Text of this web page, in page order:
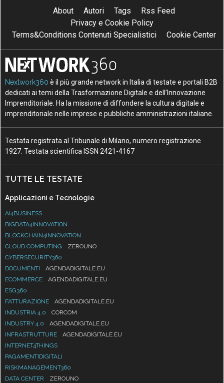
About Autori Tags
Rss Feed
Privacy e Cookie Policy
Terms&Conditions Contenuti Specialistici
Cookie Center
Nextwork360 è il più grande network in Italia di testate e portali B2B
dedicati ai temi della Trasformazione Digitale e dell’Innovazione
Imprenditoriale. Ha la missione di diffondere la cultura digitale e
imprenditoriale nelle imprese e pubbliche amministrazioni italiane.
Testata registrata al Tribunale di Milano, numero registrazione
1927. Testata scientifica ISSN 2421-4167
TUTTE LE TESTATE
Applicazioni e Tecnologie
AI4BUSINESS
BIGDATA4INNOVATION
BLOCKCHAIN4INNOVATION
CLOUD COMPUTING
ZEROUNO
CYBERSECURITY360
DOCUMENTI
AGENDADIGITALE.EU
ECOMMERCE
AGENDADIGITALE.EU
ESG360
FATTURAZIONE
AGENDADIGITALE.EU
INDUSTRIA 4.0
CORCOM
INDUSTRY 4.0
AGENDADIGITALE.EU
INFRASTRUTTURE
AGENDADIGITALE.EU
INTERNET4THINGS
PAGAMENTIDIGITALI
RISKMANAGEMENT360
DATA CENTER
ZEROUNO